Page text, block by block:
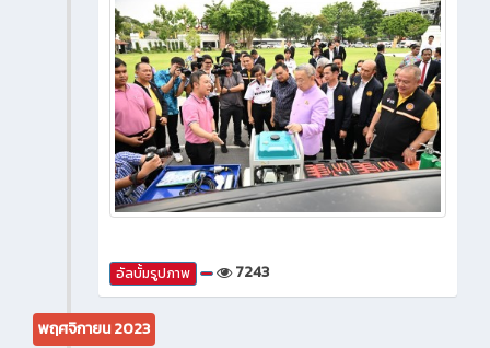
อัลบั้มรูปภาพ 7243
พฤศจิกายน 2023